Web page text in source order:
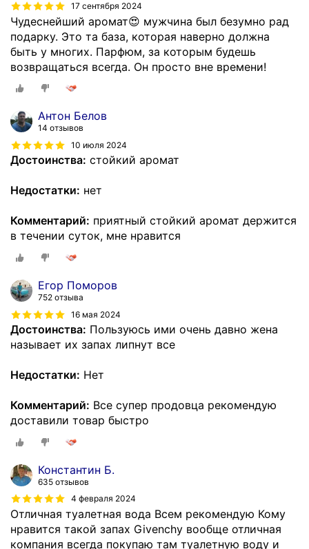
17 сентября 2024
Чудеснейший аромат😍 мужчина был безумно рад
подарку. Это та база, которая наверно должна
быть у многих. Парфюм, за которым будешь
возвращаться всегда. Он просто вне времени!
Антон Белов
14 отзывов
10 июля 2024
Достоинства: стойкий аромат
Недостатки: нет
Комментарий: приятный стойкий аромат держится
в течении суток, мне нравится
Егор Поморов
752 отзыва
16 мая 2024
Достоинства: Пользуюсь ими очень давно жена
называет их запах липнут все
Недостатки: Нет
Комментарий: Все супер продовца рекомендую
доставили товар быстро
Константин Б.
635 отзывов
4 февраля 2024
Отличная туалетная вода Всем рекомендую Кому
нравится такой запах Givenchy вообще отличная
компания всегда покупаю там туалетную воду и